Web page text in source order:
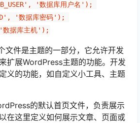
'数据库用户名');
'数据库密码');
据库主机');
文件是主题的一部分，它允许开发
扩展WordPress主题的功能。开发
义的功能，如自定义小工具、主题
的默认首页文件，负责展示
在这里定义如何展示文章、页面或